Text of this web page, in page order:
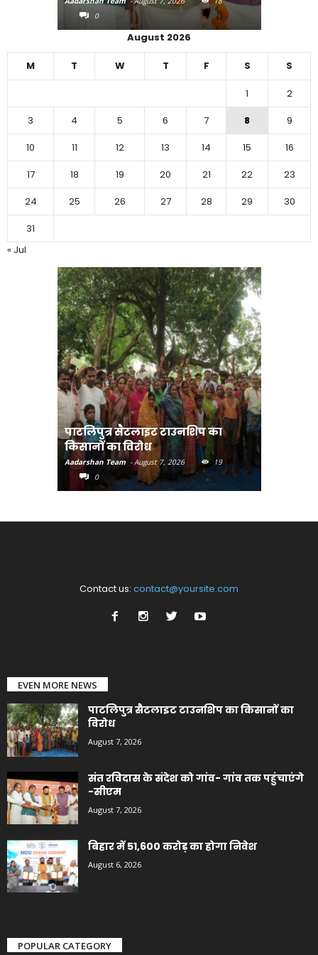
0
August 2026
M T W T F S S
1
2
3
4 5 6 7 8
9
10
11 12 13 14 15
16
17
18 19 20 21 22
23
24
25 26 27 28 29
30
31
« Jul
पाटलिपुत्र सैटलाइट टाउनशिप का
किसानों का विरोध
Aadarshan Team - August 7, 2026
19
0
Contact us: contact@yoursite.com
EVEN MORE NEWS
पाटलिपुत्र सैटलाइट टाउनशिप का किसानों का
विरोध
August 7, 2026
संत रविदास के संदेश को गांव- गांव तक पहुंचाएंगे
-सीएम
August 7, 2026
बिहार में 51,600 करोड़ का होगा निवेश
August 6, 2026
POPULAR CATEGORY